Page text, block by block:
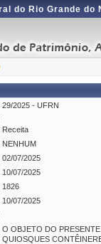
do Rio Grande do
29/2025 - UFRN
Receita
NENHUM
02/07/2025
10/07/2025
1826
10/07/2025
O OBJETO DO
QUIOSQUES